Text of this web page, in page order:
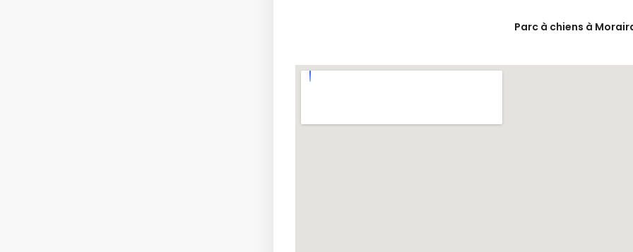
Parc à chiens à